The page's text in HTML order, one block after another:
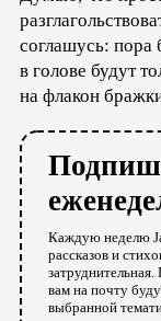
соглашусь: пора
в голове будут
на флакон
Каждую неделю
рассказов и
вам на почту
выбранной